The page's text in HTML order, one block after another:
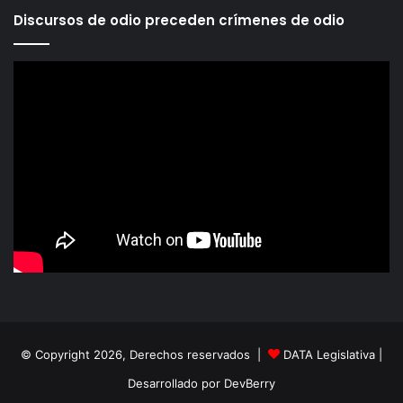
Discursos de odio preceden crímenes de odio
© Copyright 2026, Derechos reservados | DATA Legislativa
Desarrollado por DevBerry